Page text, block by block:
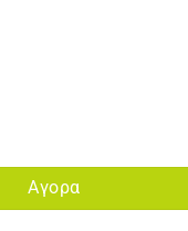
((44643001) ποσότητα
Αγορα